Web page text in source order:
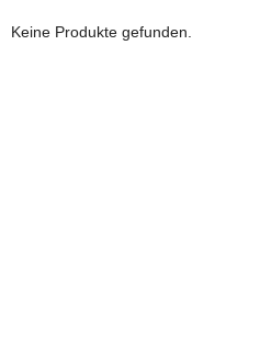
Keine Produkte gefunden.